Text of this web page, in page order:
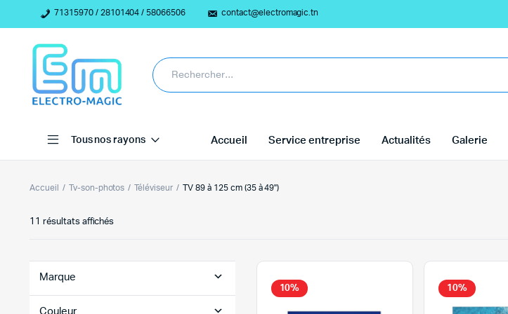
71315970 / 28101404 / 58066506 contact@electromagic.tn
Tous nos rayons Accueil Service entreprise Actualités Galerie
Accueil Tv-son-photos Téléviseur TV 89 à 125 cm (35 à 49")
11 résultats affichésTrié
récent
10% 10%
Marque
Couleur